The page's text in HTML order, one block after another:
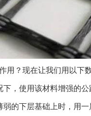
用？现在让我们用以下
，使用该材料增强的公
的下层基础上时，用